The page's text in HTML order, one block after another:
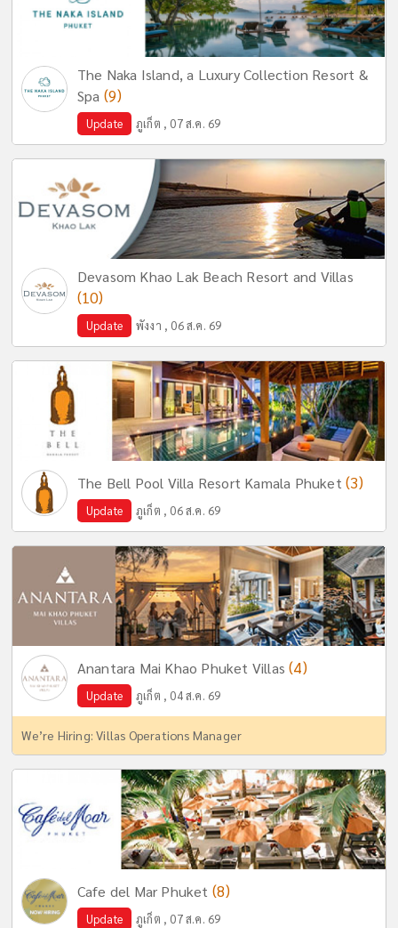
The Naka Island, a Luxury Collection Resort &
Spa (9)
Update ภูเก็ต , 07 ส.ค. 69
Devasom Khao Lak Beach Resort and Villas
(10)
Update พังงา , 06 ส.ค. 69
The Bell Pool Villa Resort Kamala Phuket (3)
Update ภูเก็ต , 06 ส.ค. 69
Anantara Mai Khao Phuket Villas(4)
Update ภูเก็ต , 04 ส.ค. 69
We’re Hiring: Villas Operations Manager
Cafe del Mar Phuket (8)
Update ภูเก็ต , 07 ส.ค. 69